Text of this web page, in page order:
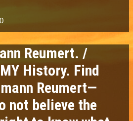
Reumert. /
MY History. Find
Reumert—
not believe the